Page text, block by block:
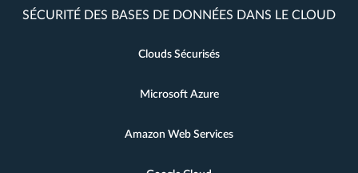
SÉCURITÉ DES BASES DE DONNÉES DANS LE CLOUD
Clouds Sécurisés
Microsoft Azure
Amazon Web Services